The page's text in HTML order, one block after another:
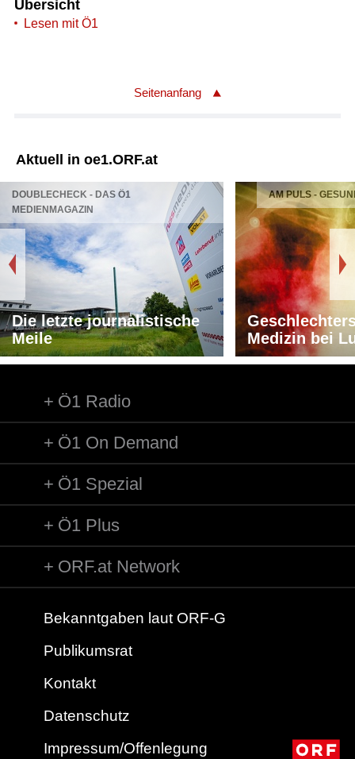
Übersicht
Lesen mit Ö1
Seitenanfang
Aktuell in oe1.ORF.at
DOUBLECHECK - DAS Ö1
MEDIENMAGAZIN
Die letzte journalistische
Meile
AM PULS -
Medizin bei
Ö1 Radio
Ö1 On Demand
Ö1 Spezial
Ö1 Plus
ORF.at Network
Bekanntgaben laut ORF-G
Publikumsrat
Kontakt
Datenschutz
Impressum/Offenlegung